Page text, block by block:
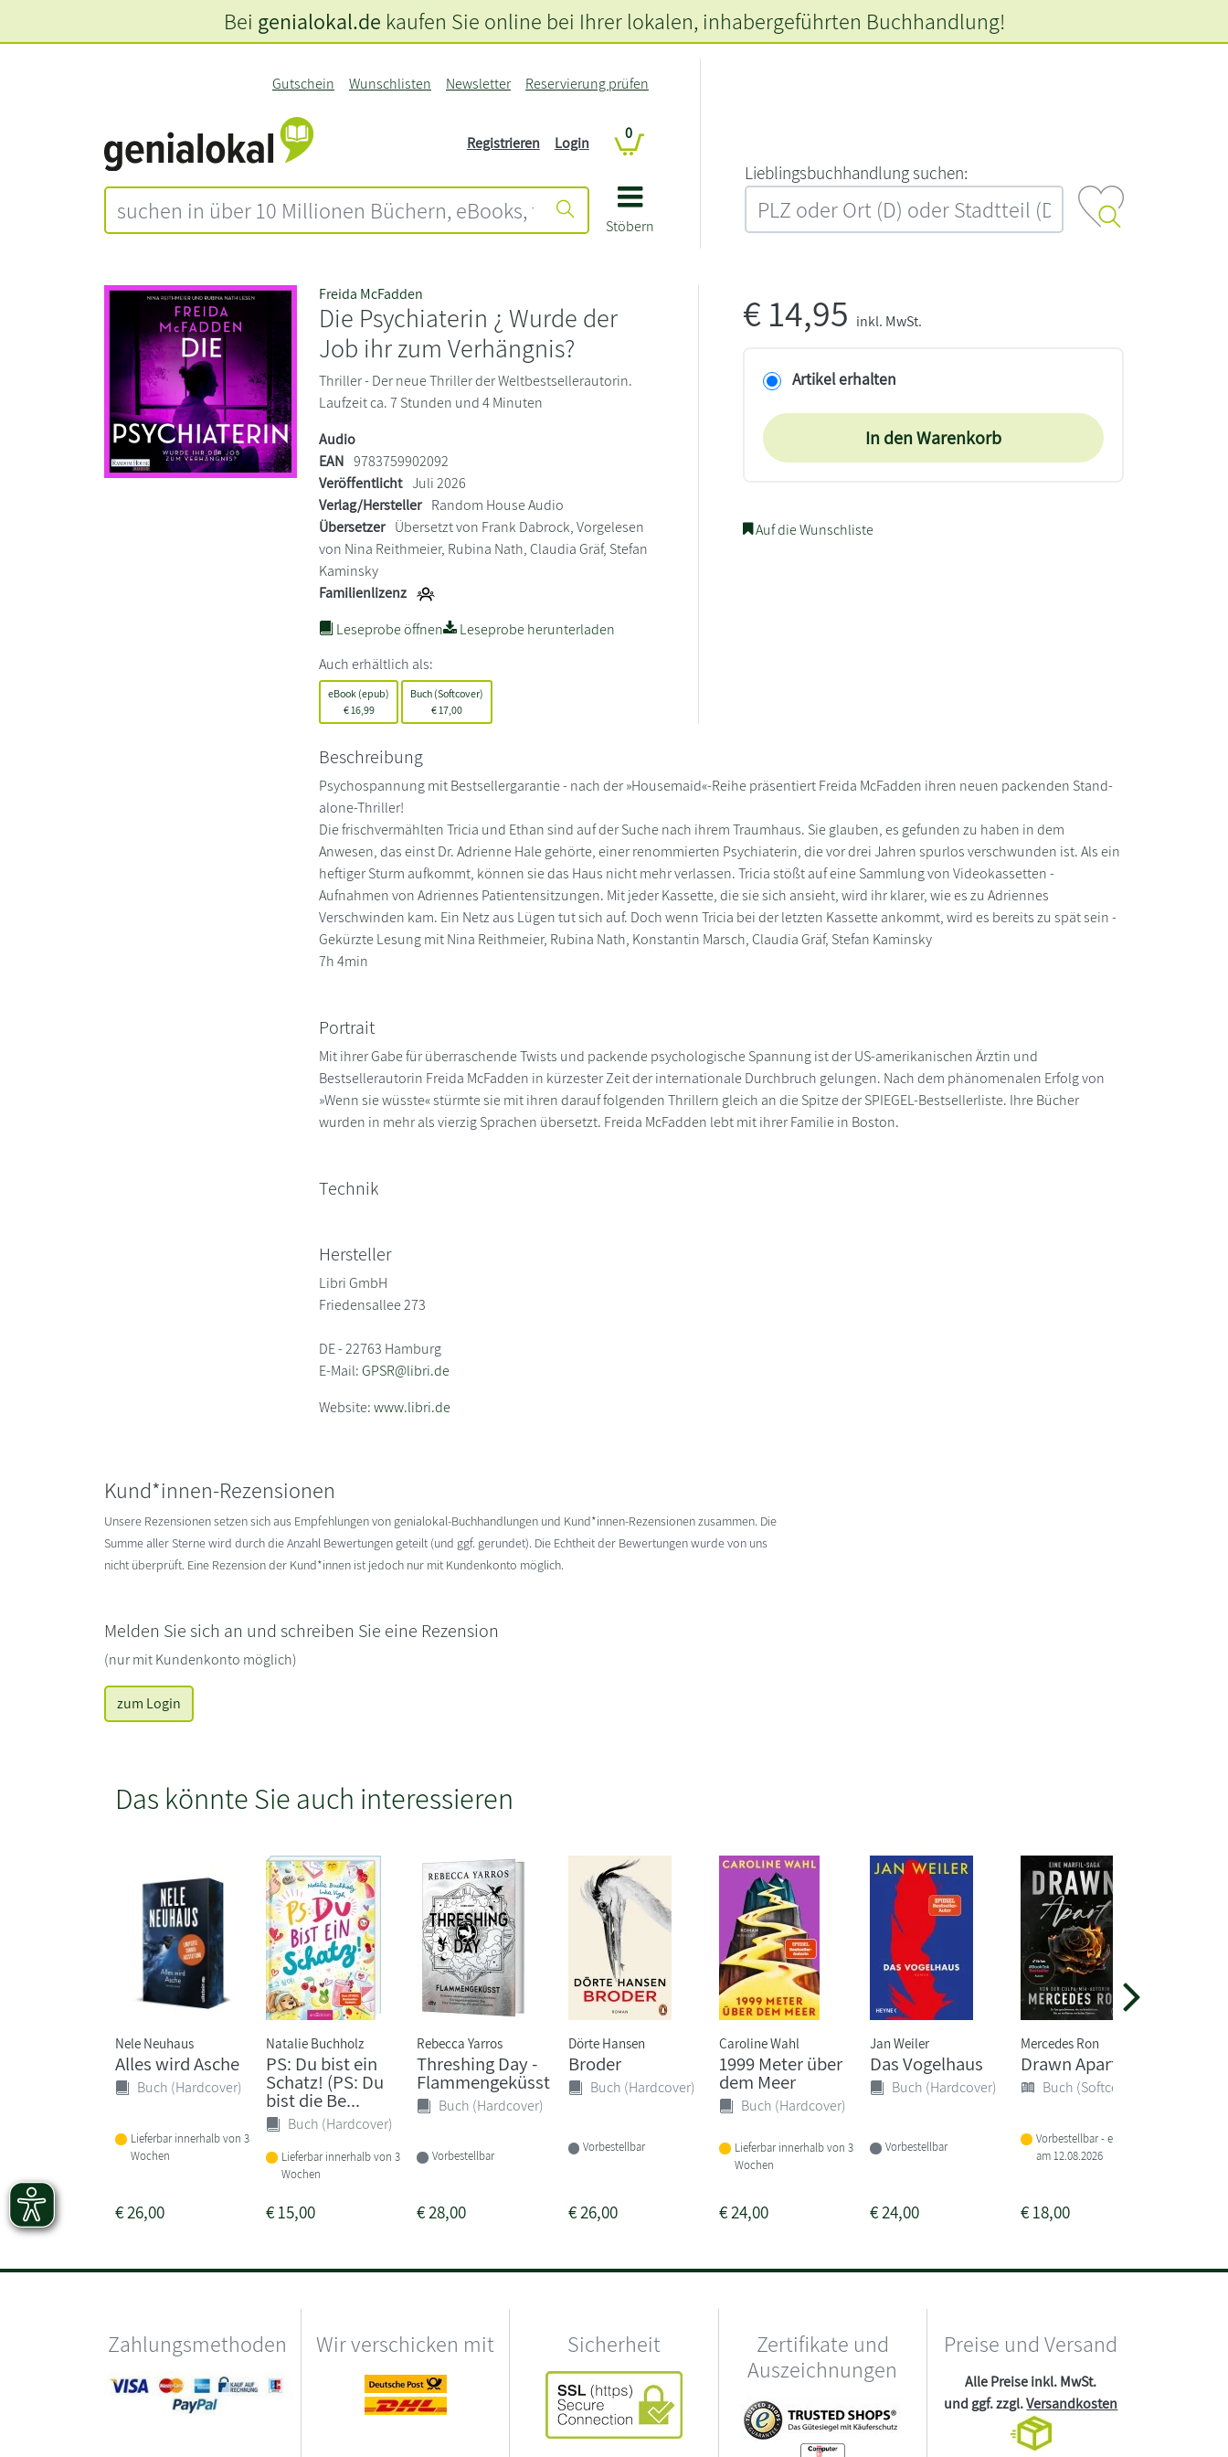
Stöbern
Gutschein Wunschlisten Newsletter Reservierung prüfen
Registrieren Login
0
L‍i‍e‍b‍l‍i‍n‍g‍s‍b‍u‍c‍h‍h‍a‍n‍d‍l‍u‍n‍g‍ ‍s‍u‍c‍h‍e‍n‍:‍
Bei genialokal.de kaufen Sie online bei Ihrer lokalen, inhabergeführten Buchhandlung!
Freida McFadden
Die Psychiaterin ¿ Wurde der
Job ihr zum Verhängnis?
Thriller - Der neue Thriller der Weltbestsellerautorin.
Laufzeit ca. 7 Stunden und 4 Minuten
Audio
EAN 9783759902092
Veröffentlicht Juli 2026
Verlag/Hersteller Random House Audio
Übersetzer Übersetzt von Frank Dabrock, Vorgelesen
von Nina Reithmeier, Rubina Nath, Claudia Gräf, Stefan
Kaminsky
Familienlizenz
Leseprobe öffnen
Leseprobe herunterladen
Auch erhältlich als:
eBook (epub)
€16,99
Buch (Softcover)
€ 17,00
€14,95 inkl. MwSt.
Artikel erhalten
In den Warenkorb
Auf die Wunschliste
Beschreibung
Psychospannung mit Bestsellergarantie - nach der »Housemaid«-Reihe präsentiert Freida McFadden ihren neuen packenden Stand-
alone-Thriller!
Die frischvermählten Tricia und Ethan sind auf der Suche nach ihrem Traumhaus. Sie glauben, es gefunden zu haben in dem
Anwesen, das einst Dr. Adrienne Hale gehörte, einer renommierten Psychiaterin, die vor drei Jahren spurlos verschwunden ist. Als ein
heftiger Sturm aufkommt, können sie das Haus nicht mehr verlassen. Tricia stößt auf eine Sammlung von Videokassetten -
Aufnahmen von Adriennes Patientensitzungen. Mit jeder Kassette, die sie sich ansieht, wird ihr klarer, wie es zu Adriennes
Verschwinden kam. Ein Netz aus Lügen tut sich auf. Doch wenn Tricia bei der letzten Kassette ankommt, wird es bereits zu spät sein -
Gekürzte Lesung mit Nina Reithmeier, Rubina Nath, Konstantin Marsch, Claudia Gräf, Stefan Kaminsky
7h 4min
Portrait
Mit ihrer Gabe für überraschende Twists und packende psychologische Spannung ist der US-amerikanischen Ärztin und
Bestsellerautorin Freida McFadden in kürzester Zeit der internationale Durchbruch gelungen. Nach dem phänomenalen Erfolg von
»Wenn sie wüsste« stürmte sie mit ihren darauf folgenden Thrillern gleich an die Spitze der SPIEGEL-Bestsellerliste. Ihre Bücher
wurden in mehr als vierzig Sprachen übersetzt. Freida McFadden lebt mit ihrer Familie in Boston.
Technik
Hersteller
Libri GmbH
Friedensallee 273
DE - 22763 Hamburg
E-Mail:GPSR@libri.de
Website:www.libri.de
Kund*innen-Rezensionen
Unsere Rezensionen setzen sich aus Empfehlungen von genialokal-Buchhandlungen und Kund*innen-Rezensionen zusammen. Die
Summe aller Sterne wird durch die Anzahl Bewertungen geteilt (und ggf. gerundet). Die Echtheit der Bewertungen wurde von uns
nicht überprüft. Eine Rezension der Kund*innen ist jedoch nur mit Kundenkonto möglich.
Melden Sie sich an und schreiben Sie eine Rezension
(nur mit Kundenkonto möglich)
zum Login
Das könnte Sie auch interessieren
Nele Neuhaus
Alles wird Asche
Buch (Hardcover)
Lieferbar innerhalb von 3
Wochen
€26,00
Natalie Buchholz
PS: Du bist ein
Schatz! (PS: Du
bist die Be...
Buch (Hardcover)
Lieferbar innerhalb von 3
Wochen
€15,00
Rebecca Yarros
Threshing Day -
Flammengeküsst
Buch (Hardcover)
Vorbestellbar
€28,00
Dörte Hansen
Broder
Buch (Hardcover)
Vorbestellbar
€26,00
Caroline Wahl
1999 Meter über
dem Meer
Buch (Hardcover)
Lieferbar innerhalb von 3
Wochen
€24,00
Jan Weiler
Das Vogelhaus
Buch (Hardcover)
Vorbestellbar
€24,00
Mercedes Ron
Drawn Apart
Buch (Softcover)
Vorbestellbar - erscheint
am 12.08.2026
€18,00
Zahlungsmethoden Wir verschicken mit Sicherheit
Zertifikate und
Auszeichnungen
Preise und Versand
Alle Preise inkl. MwSt.
und ggf. zzgl.Versandkosten